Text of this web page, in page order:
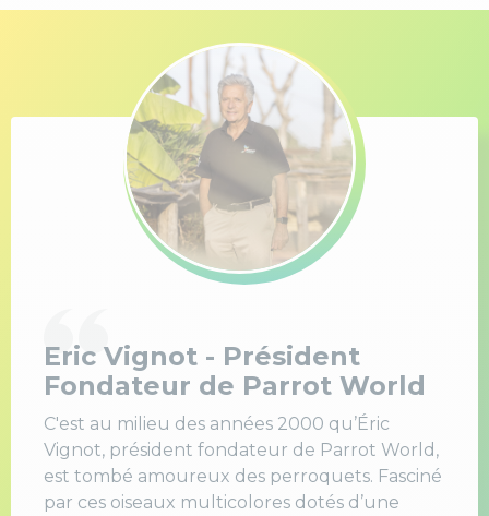
Eric Vignot - Président
Fondateur de Parrot World
C'est au milieu des années 2000 qu’Éric
Vignot, président fondateur de Parrot World,
est tombé amoureux des perroquets. Fasciné
par ces oiseaux multicolores dotés d’une